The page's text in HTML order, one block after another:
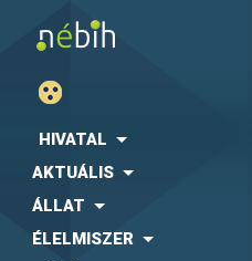
HIVATAL
AKTUÁLIS
ÁLLAT
ÉLELMISZER